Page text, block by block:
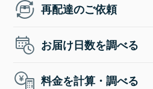
再配達のご依頼
お届け日数を調べる
料金を計算・調べる